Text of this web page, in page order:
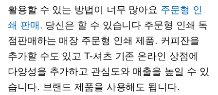
활용할 수 있는 방법이 너무 많아요 주문형 인
쇄 판매 . 당신은 할 수 있습니다 주문형 인쇄 독
점판매하는 매장 주문형 인쇄 제품. 커피잔을
추가할 수도 있고 T-셔츠 기존 온라인 상점에
다양성을 추가하고 관심도와 매출을 높일 수 있
습니다. 브랜드 제품을 사용해도 됩니다.